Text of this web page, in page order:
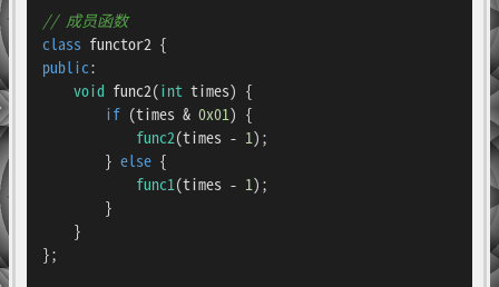
// 成员函数
class functor2
public:
void func2(int times) {
if (times & 0x01) {
func2(times - 1);
        }
else {
func1 (times - 1);
        }
    }
};